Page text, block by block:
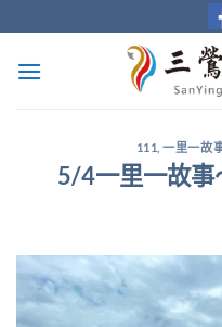
to
content
111 ,一里一故
5/4一里一故事